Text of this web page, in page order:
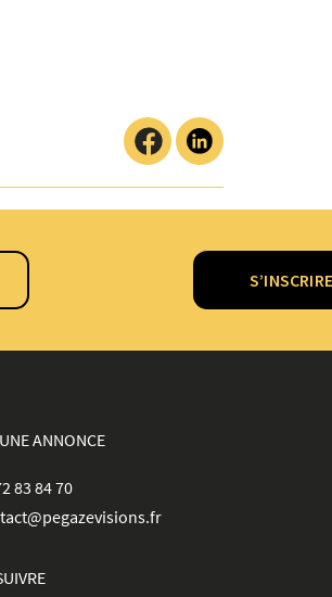
ANNONCE
83 84 70